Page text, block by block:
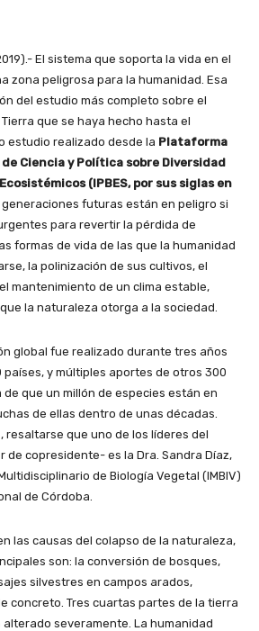
El sistema que soporta la vida en el
zona peligrosa para la humanidad. Esa
del estudio más completo sobre el
que se haya hecho hasta el
estudio realizado desde la Plataforma
Ciencia y Política sobre Diversidad
(IPBES, por sus siglas en
futuras están en peligro si
para revertir la pérdida de
formas de vida de las que la humanidad
la polinización de sus cultivos, el
mantenimiento de un clima estable,
la naturaleza otorga a la sociedad.
global fue realizado durante tres años
países, y múltiples aportes de otros 300
que un millón de especies están en
de ellas dentro de unas décadas.
resaltarse que uno de los líderes del
de copresidente- es la Dra. Sandra Díaz,
de Biología Vegetal (IMBIV)
de Córdoba.
las causas del colapso de la naturaleza,
son: la conversión de bosques,
silvestres en campos arados,
concreto. Tres cuartas partes de la tierra
severamente. La humanidad